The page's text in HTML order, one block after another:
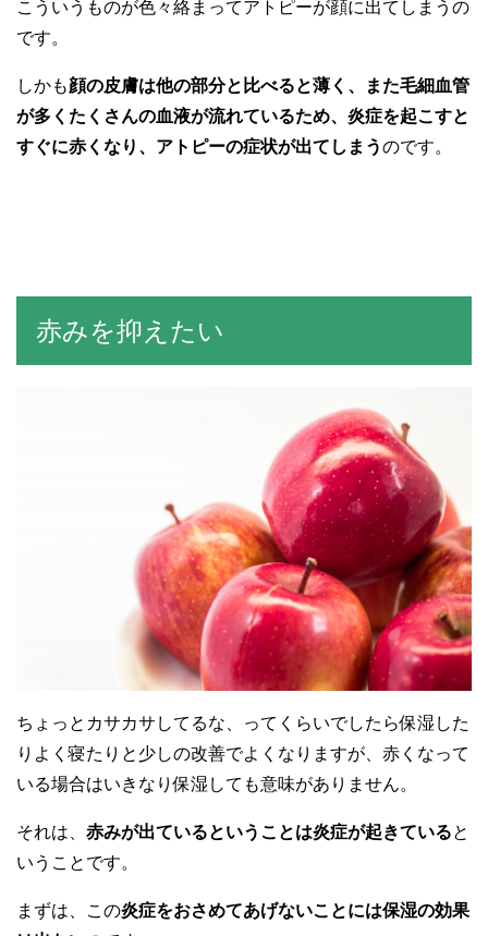
こういうものが色々絡まってアトピーが顔に出てしまうの
です。
しかも顔の皮膚は他の部分と比べると薄く、また毛細血管
が多くたくさんの血液が流れているため、炎症を起こすと
すぐに赤くなり、アトピーの症状が出てしまうのです。
赤みを抑えたい
ちょっとカサカサしてるな、ってくらいでしたら保湿した
りよく寝たりと少しの改善でよくなりますが、赤くなって
いる場合はいきなり保湿しても意味がありません。
それは、 赤みが出ているということは炎症が起きていると
いうことです。
まずは、この炎症をおさめてあげないことには保湿の効果